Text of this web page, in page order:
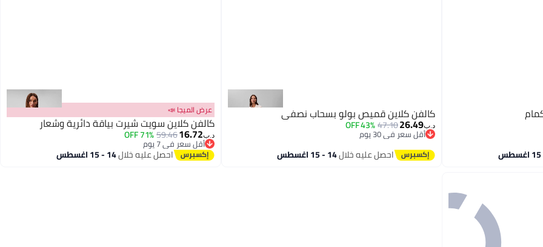
كالفن كلاين قميص بولو بسحاب نصفي
د.ب‏26.49
47.10
43% OFF
أقل سعر في 30 يوم
أقل سعر في 30 يوم
احصل عليه خلال14 - 15 اغسطس
عرض الميجا 📣
كالفن كلاين سويت شيرت بياقة دائرية وشعار
د.ب‏16.72
59.46
71% OFF
أقل سعر في 7 يوم
أقل سعر في 7 يوماحصل عليه خلال14 - 15 اغسطس